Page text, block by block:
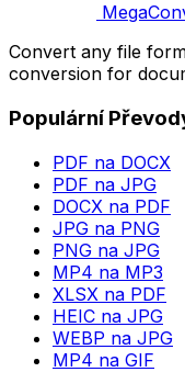
Convert any file
conversion for
Populární
PDF na DOCX
PDF na JPG
DOCX na PDF
JPG na PNG
PNG na JPG
MP4 na MP3
XLSX na PDF
HEIC na JPG
WEBP na JPG
MP4 na GIF